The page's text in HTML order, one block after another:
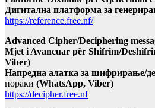
Дигитална платформа за
https://reference.free.nf/
Advanced Cipher/Deciphering
Mjet i Avancuar për Shifrim/
Viber)
Напредна алатка за шифрирање/
пораки (WhatsApp, Viber)
https://decipher.free.nf